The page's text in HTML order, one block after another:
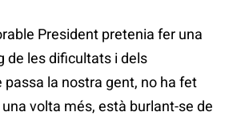
President pretenia fer una
de les dificultats i dels
la nostra gent, no ha fet
volta més, està burlant-se de